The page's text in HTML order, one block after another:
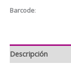
Barcode:
Descripción